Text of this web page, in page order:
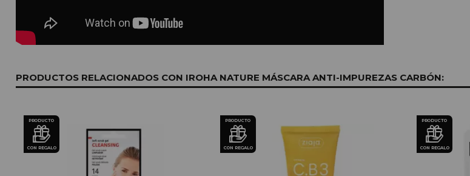
PRODUCTOS RELACIONADOS CON IROHA NATURE MÁSCARA ANTI-IMPUREZAS CARBÓN:
PRODUCTO
CON REGALO
PRODUCTO
CON REGALO
PRODUCTO
CON REGALO